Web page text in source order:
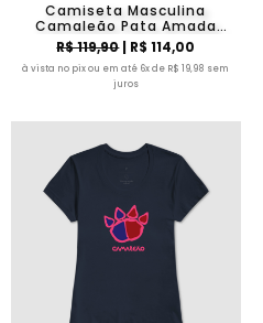
Camiseta Masculina
Camaleão Pata Amada
Brasão
R$ 119,90| R$ 114,00
à vista no pix ou em até 6x de R$ 19,98 sem
juros